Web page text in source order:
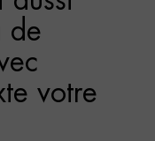
de
votre